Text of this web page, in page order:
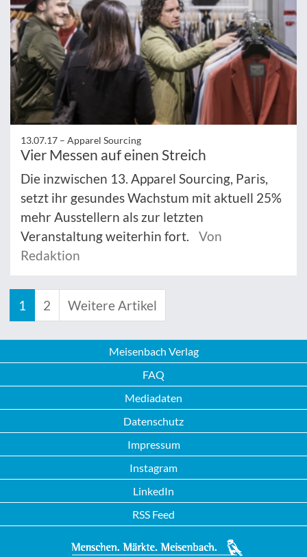
13.07.17 – Apparel Sourcing
Vier Messen auf einen Streich
Die inzwischen 13. Apparel Sourcing, Paris,
setzt ihr gesundes Wachstum mit aktuell 25%
mehr Ausstellern als zur letzten
Veranstaltung weiterhin fort.
Von
Redaktion
1 2 Weitere Artikel
Meisenbach Verlag
FAQ
Mediadaten
Datenschutz
Impressum
Instagram
LinkedIn
RSS Feed